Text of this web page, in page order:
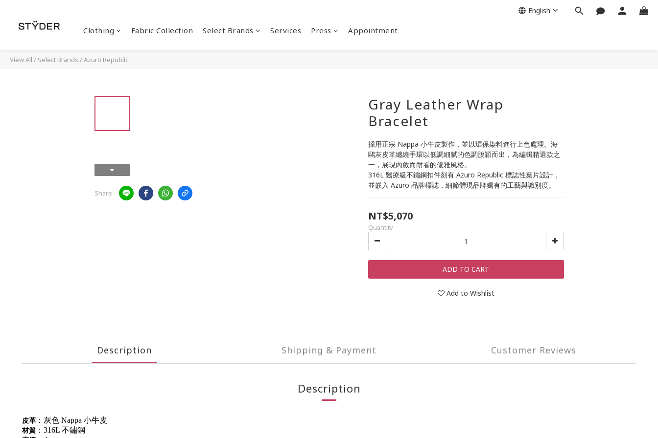
Clothing Fabric Collection Select Brands Services Press Appointment
English
View All / Select Brands /Azuro Republic
Share
Gray Leather Wrap
Bracelet
採用正宗 Nappa 小牛皮製作，並以環保染料進行上色處理。海
鷗灰皮革纏繞手環以低調細膩的色調脫穎而出，為編輯精選款之
一，展現內斂而耐看的優雅風格。
316L 醫療級不鏽鋼扣件刻有 Azuro Republic 標誌性葉片設計，
並嵌入 Azuro 品牌標誌，細節體現品牌獨有的工藝與識別度。
NT$5,070
Quantity
ADD TO CART
Add to Wishlist
Description Shipping & Payment Customer Reviews
Description
皮革 ：灰色 Nappa 小牛皮
材質 ：316L 不鏽鋼